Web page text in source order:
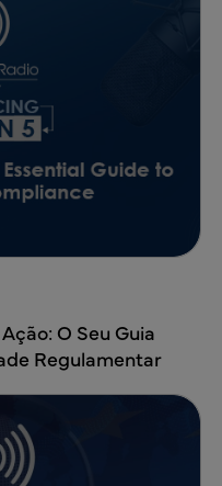
O Seu Guia
Regulamentar